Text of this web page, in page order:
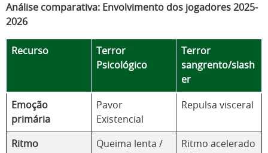
Análise comparativa: Envolvimento dos jogadores 2025-
2026
Recurso
Terror
Psicológico
Terror
sangrento/slash
er
Emoção
primária
Pavor
Existencial
Repulsa visceral
Ritmo
Queima lenta /
Ritmo acelerado